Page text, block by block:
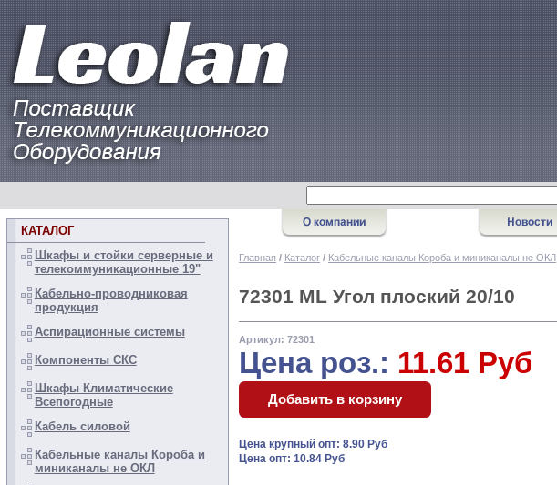
КАТАЛОГ
Шкафы и стойки серверные и
телекоммуникационные 19"
Кабельно-проводниковая
продукция
Аспирационные системы
Компоненты СКС
Шкафы Климатические
Всепогодные
Кабель силовой
Кабельные каналы Короба и
миниканалы не ОКЛ
Главная / Каталог / Кабельные каналы Короба и миниканалы не ОКЛ
72301 ML Угол плоский 20/10
Артикул: 72301
Цена роз.: 11.61 Руб
Цена крупный опт: 8.90 Руб
Цена опт: 10.84 Руб